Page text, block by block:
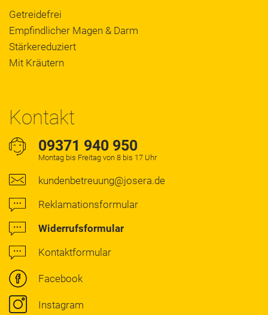
Getreidefrei
Empfindlicher Magen & Darm
Stärkereduziert
Mit Kräutern
Kontakt
09371 940 950
Montag bis Freitag von 8 bis 17 Uhr
kundenbetreuung@josera.de
Reklamationsformular
Widerrufsformular
Kontaktformular
Facebook
Instagram